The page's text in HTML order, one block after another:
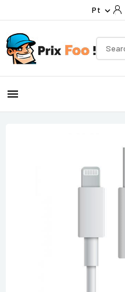
Pt 
